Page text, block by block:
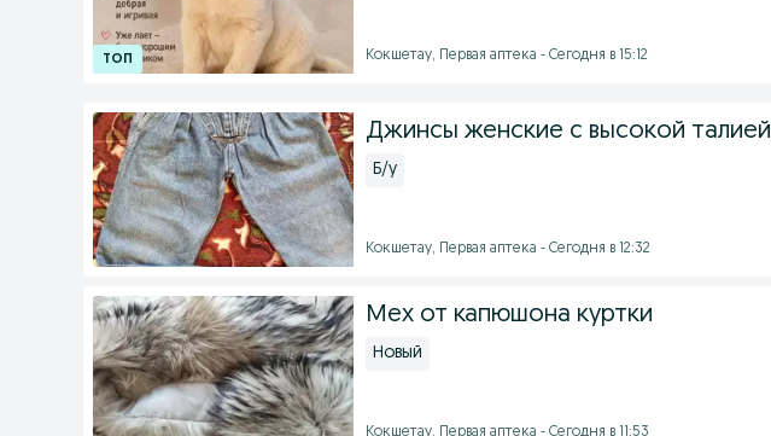
Кокшетау, Первая аптека - Сегодня в 15:12
Джинсы женские с высокой талией
Б/у
Кокшетау, Первая аптека - Сегодня в 12:32
Мех от капюшона куртки
Новый
Кокшетау, Первая аптека - Сегодня в 11:53